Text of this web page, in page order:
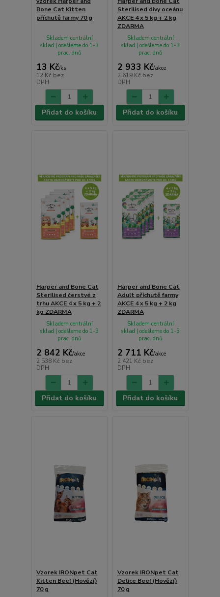
Bone Cat Kitten
příchutě farmy 70 g
13 Kč/ks
12 Kč bez
DPH
Skladem centrální
sklad | odešleme do 1-3
prac. dnů
Přidat do košíku
Sterilised divy oceánu
AKCE 4 x 5 kg + 2 kg
ZDARMA
2 933 Kč/akce
2 619 Kč bez
DPH
Skladem centrální
sklad | odešleme do 1-3
prac. dnů
Přidat do košíku
Harper and Bone Cat
Sterilised čerstvé z
trhu AKCE 4 x 5 kg + 2
kg ZDARMA
2 842 Kč/akce
2 538 Kč bez
DPH
Skladem centrální
sklad | odešleme do 1-3
prac. dnů
Přidat do košíku
Harper and Bone Cat
Adult příchutě farmy
AKCE 4 x 5 kg + 2 kg
ZDARMA
2 711 Kč/akce
2 421 Kč bez
DPH
Skladem centrální
sklad | odešleme do 1-3
prac. dnů
Přidat do košíku
Vzorek IRONpet Cat
Kitten Beef (Hovězí)
70 g
Vzorek IRONpet Cat
Delice Beef (Hovězí)
70 g